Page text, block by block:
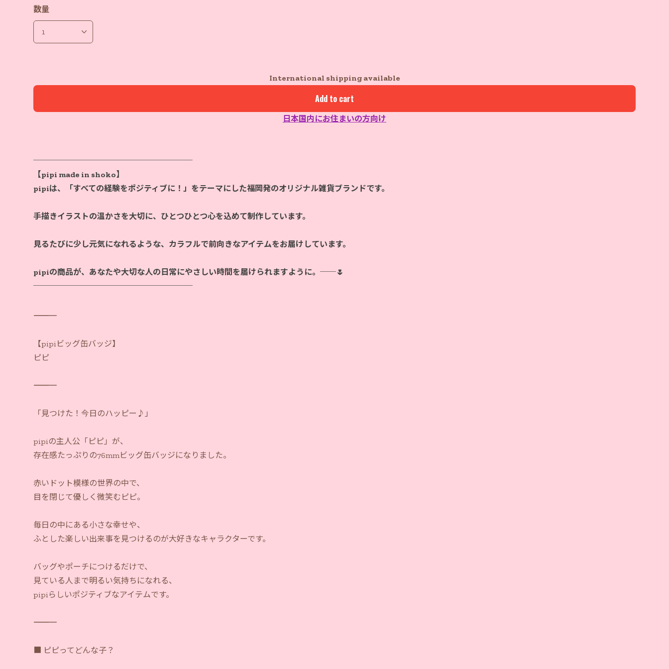
数量
International shipping available
Add to cart
日本国内にお住まいの方向け
────────────────────
【pipi made in shoko】
pipiは、「すべての経験をポジティブに！」をテーマにした福岡発のオリジナル雑貨ブランドです。
手描きイラストの温かさを大切に、ひとつひとつ心を込めて制作しています。
見るたびに少し元気になれるような、カラフルで前向きなアイテムをお届けしています。
pipiの商品が、あなたや大切な人の日常にやさしい時間を届けられますように。──🌷
―――――――――――
【pipiビッグ缶バッジ】
ピピ
―――――――――――
「見つけた！今日のハッピー♪」
pipiの主人公「ピピ」が、
存在感たっぷりの76mmビッグ缶バッジになりました。
赤いドット模様の世界の中で、
目を閉じて優しく微笑むピピ。
毎日の中にある小さな幸せや、
ふとした楽しい出来事を見つけるのが大好きなキャラクターです。
バッグやポーチにつけるだけで、
見ている人まで明るい気持ちになれる、
pipiらしいポジティブなアイテムです。
―――――――――――
■ ピピってどんな子？